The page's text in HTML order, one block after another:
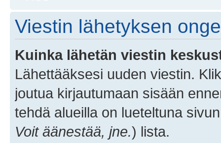
Viestin lähetyksen
Kuinka lähetän viestin
Lähettääksesi uuden viestin.
joutua kirjautumaan sisään
tehdä alueilla on lueteltuna
Voit äänestää, jne.) lista.